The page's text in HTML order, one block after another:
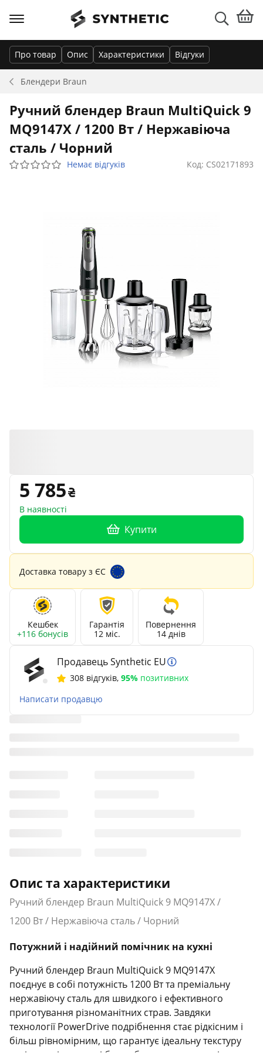
Блендери Braun
Про товар Опис Характеристики Відгуки
Ручний блендер Braun MultiQuick 9
MQ9147X / 1200 Вт / Нержавіюча
сталь / Чорний
Немає відгуків Код: CS02171893
5 785
В наявності
Купити
Доставка товару з ЄС
Кешбек
+116 бонусів
Гарантія
12 міс.
Повернення
14 днів
Продавець Synthetic EU
308 відгуків, 95% позитивних
Написати продавцю
Опис та характеристики
Ручний блендер Braun MultiQuick 9 MQ9147X /
1200 Вт / Нержавіюча сталь / Чорний
Потужний і надійний помічник на кухні
Ручний блендер Braun MultiQuick 9 MQ9147X
поєднує в собі потужність 1200 Вт та преміальну
нержавіючу сталь для швидкого і ефективного
приготування різноманітних страв. Завдяки
технології PowerDrive подрібнення стає рідкісним і
більш рівномірним, що гарантує ідеальну текстуру